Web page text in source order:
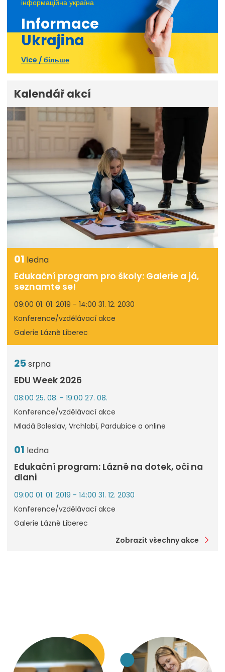
інформаційна україна
Informace
Ukrajina
Více / більше
Kalendář akcí
01 ledna
Edukační program pro školy: Galerie a já,
seznamte se!
09:00 01. 01. 2019 - 14:00 31. 12. 2030
Konference/vzdělávací akce
Galerie Lázně Liberec
25srpna
EDU Week 2026
08:00 25. 08. - 19:00 27. 08.
Konference/vzdělávací akce
Mladá Boleslav, Vrchlabí, Pardubice a online
01 ledna
Edukační program: Lázně na dotek, oči na
dlani
09:00 01. 01. 2019 - 14:00 31. 12. 2030
Konference/vzdělávací akce
Galerie Lázně Liberec
Zobrazit všechny akce